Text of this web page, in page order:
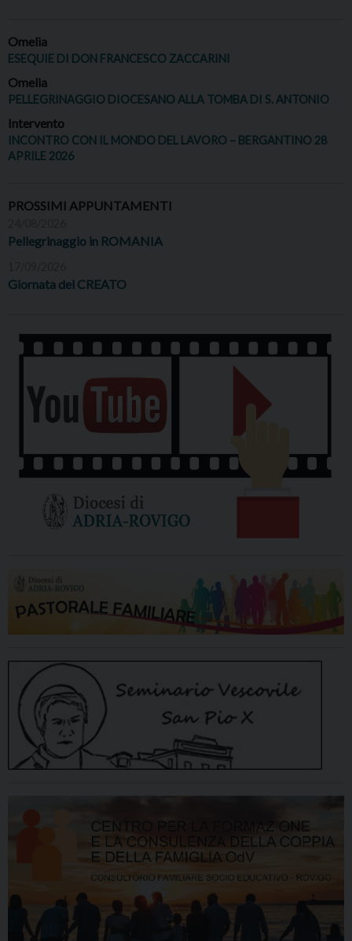
Omelia
ESEQUIE DI DON FRANCESCO ZACCARINI
Omelia
PELLEGRINAGGIO DIOCESANO ALLA TOMBA DI S. ANTONIO
Intervento
INCONTRO CON IL MONDO DEL LAVORO – BERGANTINO 28
APRILE 2026
PROSSIMI APPUNTAMENTI
Pellegrinaggio in ROMANIA
Giornata del CREATO